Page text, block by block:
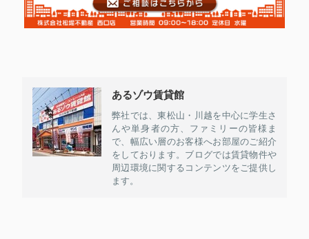
あるゾウ賃貸館
弊社では、東松山・川越を中心に学生さ
んや単身者の方、ファミリーの皆様ま
で、幅広い層のお客様へお部屋のご紹介
をしております。ブログでは賃貸物件や
周辺環境に関するコンテンツをご提供し
ます。